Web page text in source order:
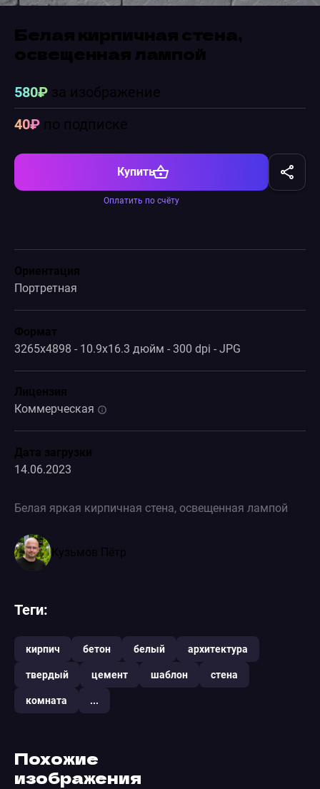
Белая кирпичная стена,
освещенная лампой
580₽за изображение
40₽по подписке
Купить
Оплатить по счёту
Ориентация
Портретная
Формат
3265x4898 - 10.9x16.3 дюйм - 300 dpi - JPG
Лицензия
Коммерческая
Дата загрузки
14.06.2023
Белая яркая кирпичная стена, освещенная лампой
Кузьмов Пётр
Теги:
кирпич бетон белый архитектура
твердый цемент шаблон стена
комната ...
Похожие
изображения